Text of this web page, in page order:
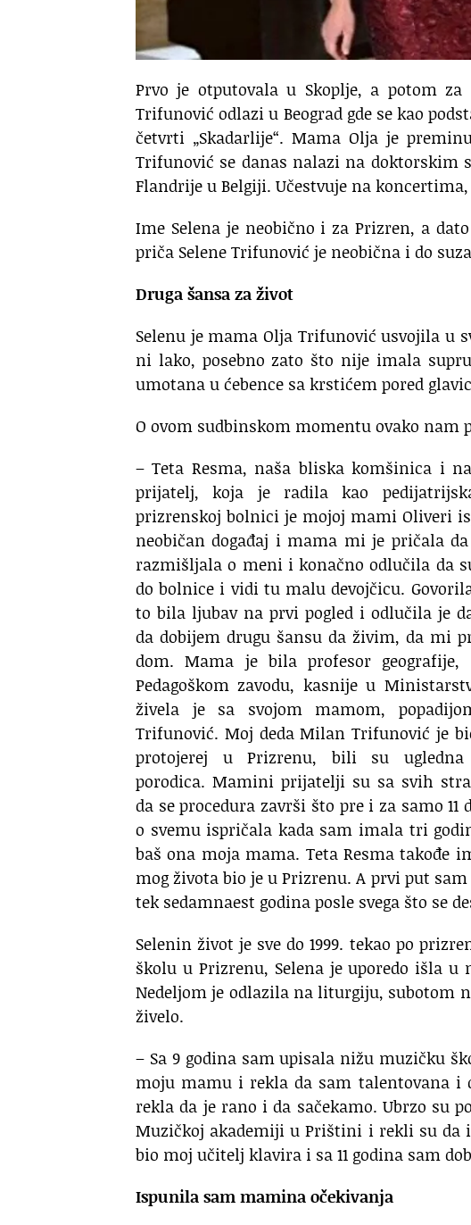
Prvo je otputovala u Skoplje, a potom
Trifunović odlazi u Beograd gde se kao
četvrti „Skadarlije“. Mama Olja je
Trifunović se danas nalazi na doktorskim
Flandrije u Belgiji. Učestvuje na
Ime Selena je neobično i za Prizren, a
priča Selene Trifunović je neobična i do
Druga šansa za život
Selenu je mama Olja Trifunović usvojila u
ni lako, posebno zato što nije imala
umotana u ćebence sa krstićem pored
O ovom sudbinskom momentu ovako nam
– Teta Resma, naša bliska komšinica i
prijatelj, koja je radila kao
prizrenskoj bolnici je mojoj mami Oliveri
neobičan događaj i mama mi je pričala
razmišljala o meni i konačno odlučila da
do bolnice i vidi tu malu devojčicu.
to bila ljubav na prvi pogled i odlučila je
da dobijem drugu šansu da živim, da mi
dom. Mama je bila profesor
Pedagoškom zavodu, kasnije u
živela je sa svojom mamom,
Trifunović. Moj deda Milan Trifunović je
protojerej u Prizrenu, bili su ugledna
porodica. Mamini prijatelji su sa svih
da se procedura završi što pre i za samo
o svemu ispričala kada sam imala tri
baš ona moja mama. Teta Resma takođe
mog života bio je u Prizrenu. A prvi put
tek sedamnaest godina posle svega što se
Selenin život je sve do 1999. tekao po
školu u Prizrenu, Selena je uporedo išla u
Nedeljom je odlazila na liturgiju, subotom
živelo.
– Sa 9 godina sam upisala nižu muzičku
moju mamu i rekla da sam talentovana
rekla da je rano i da sačekamo. Ubrzo su
Muzičkoj akademiji u Prištini i rekli su da
bio moj učitelj klavira i sa 11 godina sam
Ispunila sam mamina očekivanja